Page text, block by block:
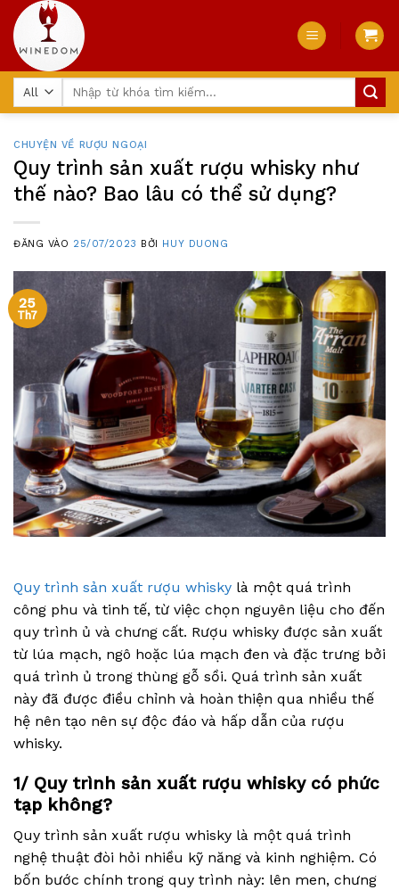
Skip
content
CHUYỆN VỀ RƯỢU NGOẠI
Quy trình sản xuất rượu whisky như
thế nào? Bao lâu có thể sử dụng?
ĐĂNG VÀO 25/07/2023 BỞI HUY DUONG
25
Th7
Quy trình sản xuất rượu whisky là một quá trình
công phu và tinh tế, từ việc chọn nguyên liệu cho đến
quy trình ủ và chưng cất. Rượu whisky được sản xuất
từ lúa mạch, ngô hoặc lúa mạch đen và đặc trưng bởi
quá trình ủ trong thùng gỗ sồi. Quá trình sản xuất
này đã được điều chỉnh và hoàn thiện qua nhiều thế
hệ nên tạo nên sự độc đáo và hấp dẫn của rượu
whisky.
1/ Quy trình sản xuất rượu whisky có phức
tạp không?
Quy trình sản xuất rượu whisky là một quá trình
nghệ thuật đòi hỏi nhiều kỹ năng và kinh nghiệm. Có
bốn bước chính trong quy trình này: lên men, chưng